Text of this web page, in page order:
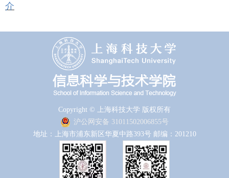
介
Copyright © 上海科技大学 版权所有
沪公网安备 31011502006855号
地址：上海市浦东新区华夏中路393号 邮编：201210